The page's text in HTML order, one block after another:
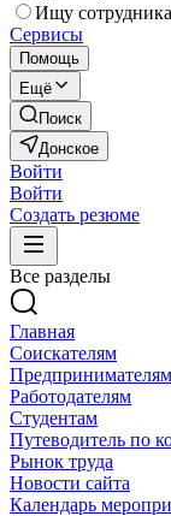
Ищу сотрудника
Сервисы
Помощь
Ещё
Поиск
Донское
Войти
Войти
Создать резюме
Все разделы
Главная
Соискателям
Предпринимателям
Работодателям
Студентам
Путеводитель по
Рынок труда
Новости сайта
Календарь